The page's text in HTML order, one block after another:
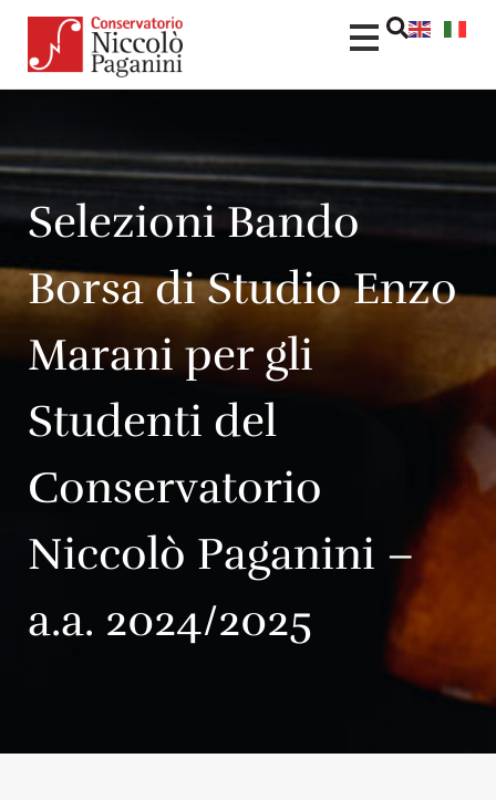
Selezioni Bando
Borsa di Studio Enzo
Marani per gli
Studenti del
Conservatorio
Niccolò Paganini –
a.a. 2024/2025